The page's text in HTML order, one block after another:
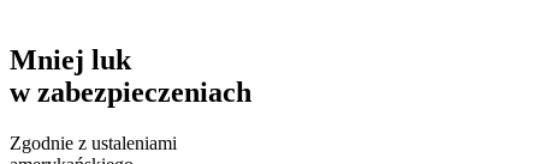
Mniej luk
w zabezpieczeniach
Zgodnie z ustaleniami